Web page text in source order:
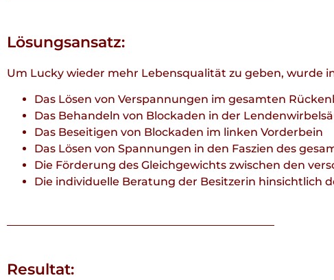
Lösungsansatz:
Um Lucky wieder mehr Lebensqualität zu geben, wurde
Das Lösen von Verspannungen im gesamten
Das Behandeln von Blockaden in der
Das Beseitigen von Blockaden im linken Vorderbein
Das Lösen von Spannungen in den Faszien des
Die Förderung des Gleichgewichts zwischen den
Die individuelle Beratung der Besitzerin hinsichtlich
Resultat: